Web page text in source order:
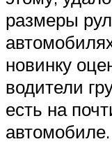
размеры
новинку
водители
есть на
автомобиле.